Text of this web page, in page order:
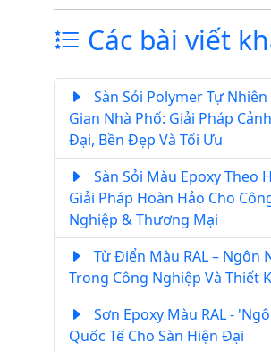
Các bài viết
Sàn Sỏi Polymer Tự
Gian Nhà Phố: Giải Pháp
Đại, Bền Đẹp Và Tối Ưu
Sàn Sỏi Màu Epoxy Theo
Giải Pháp Hoàn Hảo Cho
Nghiệp & Thương Mại
Từ Điển Màu RAL – Ngôn
Trong Công Nghiệp Và Thiết
Sơn Epoxy Màu RAL -
Quốc Tế Cho Sàn Hiện Đại